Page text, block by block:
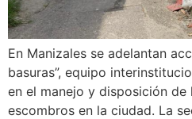
En Manizales se adelantan
basuras”, equipo
en el manejo y disposición de
escombros en la ciudad. La